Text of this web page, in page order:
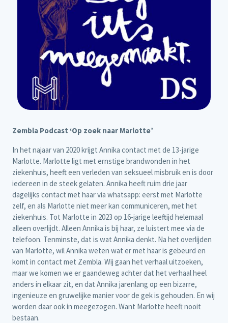
Zembla Podcast ‘Op zoek naar Marlotte’
In het najaar van 2020 krijgt Annika contact met de 13-jarige
Marlotte. Marlotte ligt met ernstige brandwonden in het
ziekenhuis, heeft een verleden van seksueel misbruik en is door
iedereen in de steek gelaten. Annika heeft ruim drie jaar
dagelijks contact met haar via whatsapp: eerst met Marlotte
zelf, en als Marlotte niet meer kan communiceren, met het
ziekenhuis. Tot Marlotte in 2023 op 16-jarige leeftijd helemaal
alleen overlijdt. Alleen Annika is bij haar, ze luistert mee via de
telefoon. Tenminste, dat is wat Annika denkt. Na het overlijden
van Marlotte, wil Annika weten wat er met haar is gebeurd en
komt in contact met Zembla. Wij gaan het verhaal uitzoeken,
maar we komen we er gaandeweg achter dat het verhaal heel
anders in elkaar zit, en dat Annika jarenlang op een bizarre,
ingenieuze en gruwelijke manier voor de gek is gehouden. En wij
worden daar ook in meegezogen. Want Marlotte heeft nooit
bestaan.